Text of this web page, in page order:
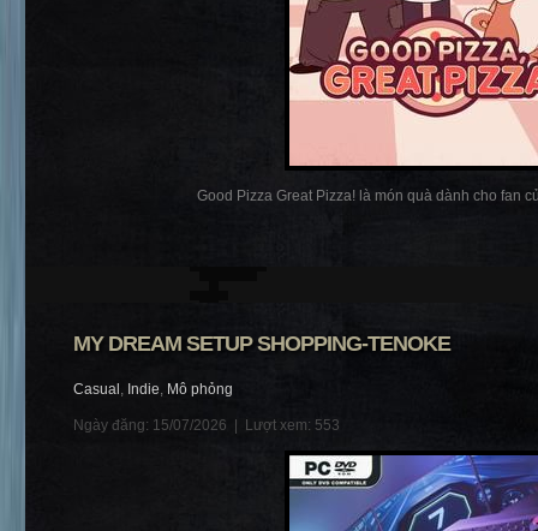
Good Pizza Great Pizza! là món quà dành cho fan
MY DREAM SETUP SHOPPING-TENOKE
Casual , Indie, Mô phỏng
Ngày đăng: 15/07/2026 | Lượt xem: 553